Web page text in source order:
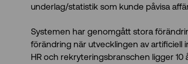
underlag/statistik som kunde påvisa
Systemen har genomgått stora
förändring när utvecklingen av artificiell
HR och rekryteringsbranschen ligger